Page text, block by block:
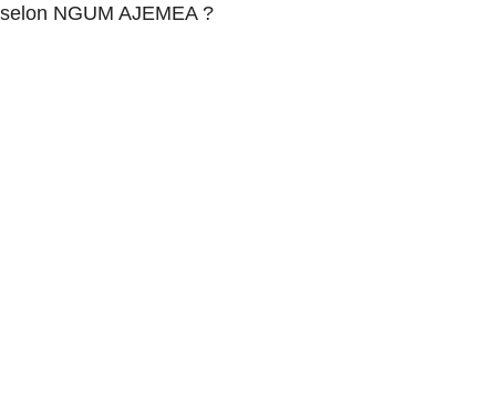
selon NGUM AJEMEA ?